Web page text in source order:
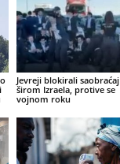
Jevreji blokirali saobraćaj
širom Izraela, protive se
vojnom roku